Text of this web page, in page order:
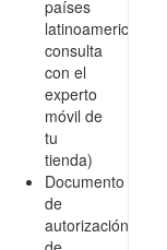
países
latinoamericanos,
consulta
con el
experto
móvil de
tu
tienda)
Documento
de
autorización